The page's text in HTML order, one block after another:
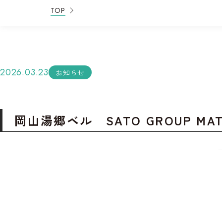
TOP
2026.03.23 お知らせ
岡山湯郷ベル SATO GROUP